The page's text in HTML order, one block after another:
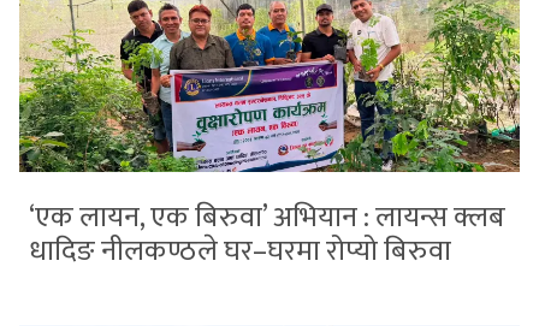
‘एक लायन, एक बिरुवा’ अभियान : लायन्स क्लब
धादिङ नीलकण्ठले घर–घरमा रोप्यो बिरुवा